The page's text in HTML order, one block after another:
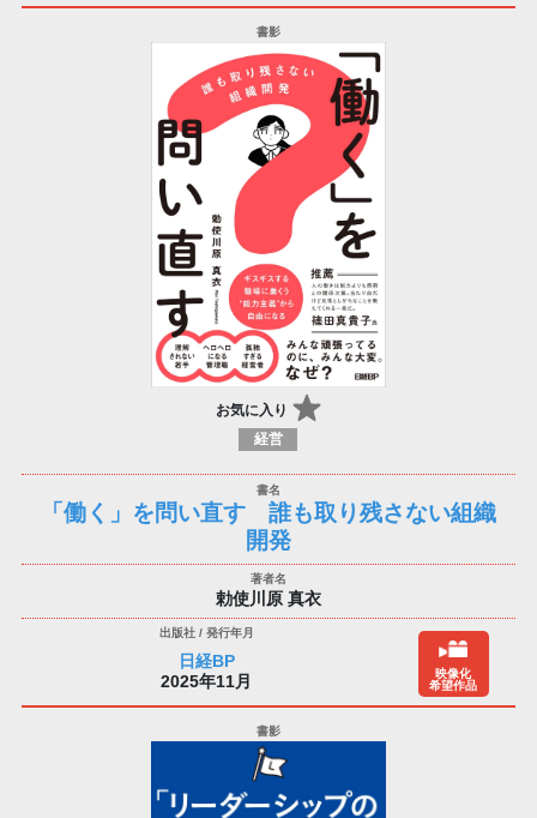
お気に入り
経営
「働く」を問い直す 誰も取り残さない組織
開発
勅使川原 真衣
日経BP
2025年11月
映像化
希望作品